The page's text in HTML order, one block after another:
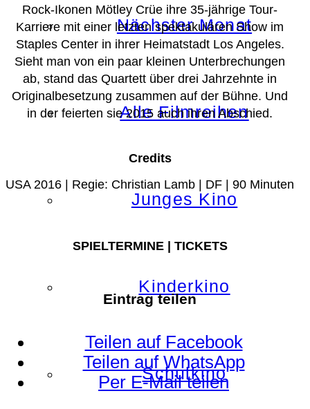
Nächster Monat
Alle Filmreihen
Junges Kino
Kinderkino
Schulkino
Rock-Ikonen Mötley Crüe ihre 35-jährige Tour-
Karriere mit einer letzten spektakulären Show im
Staples Center in ihrer Heimatstadt Los Angeles.
Sieht man von ein paar kleinen Unterbrechungen
ab, stand das Quartett über drei Jahrzehnte in
Originalbesetzung zusammen auf der Bühne. Und
in der feierten sie 2015 auch ihren Abschied.
Credits
USA 2016 | Regie: Christian Lamb | DF | 90 Minuten
SPIELTERMINE | TICKETS
Eintrag teilen
Teilen auf Facebook
Teilen auf WhatsApp
Per E-Mail teilen